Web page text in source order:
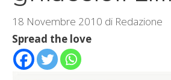
18 Novembre 2010 di Redazione
Spread the love